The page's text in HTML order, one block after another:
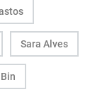
Sara Alves